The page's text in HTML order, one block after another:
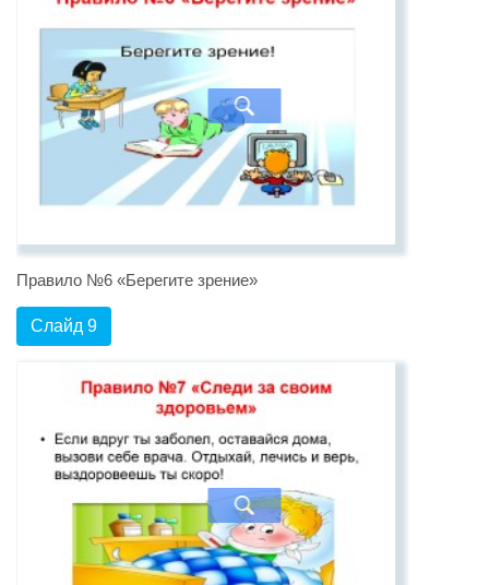
Правило №6 «Берегите зрение»
Слайд 9